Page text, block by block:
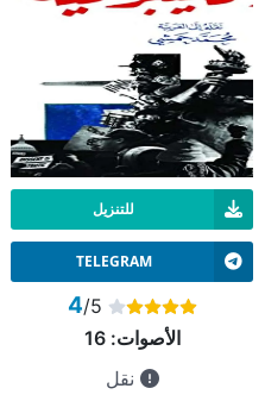
للتنزيل
TELEGRAM
4/5
الأصوات:16
نقل